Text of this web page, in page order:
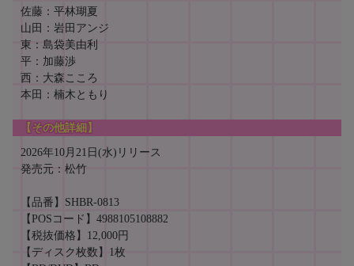
佐藤：平林瑚夏
山田：岩田アンジ
東：島袋美由利
平：加藤渉
西：大森こころ
本田：楠木ともり
【その他詳細】
2026年10月21日(水)リリース
発売元：松竹
【品番】SHBR-0813
【POSコード】4988105108882
【税抜価格】12,000円
【ディスク枚数】1枚